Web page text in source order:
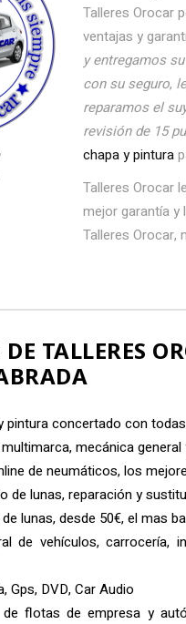
Talleres Orocar
ventajas y
y entregamos
con su seguro,
reparamos el
revisión de 15
chapa y pintura
Talleres Orocar
mejor garantía y
Talleres Orocar,
TALLERES
pintura concertado con
mecánica general
de neumáticos, los
de lunas, reparación y
lunas, desde 50€, el mas
de vehículos, carrocería,
Gps, DVD, Car Audio
de flotas de empresa y